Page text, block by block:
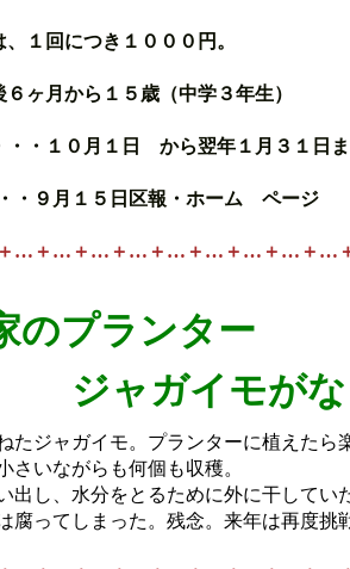
１回につき１０００円。
月から１５歳（中学３年生）
１０月１日 から翌年１月３１日
月１５日区報・ホーム ページ
…＋…＋…＋…＋…＋…＋…＋…＋
のプランター
イモがなっ
ジャガイモ。プランターに植えたら
さいながらも何個も収穫。
し、水分をとるために外に干してい
腐ってしまった。残念。来年は再度挑